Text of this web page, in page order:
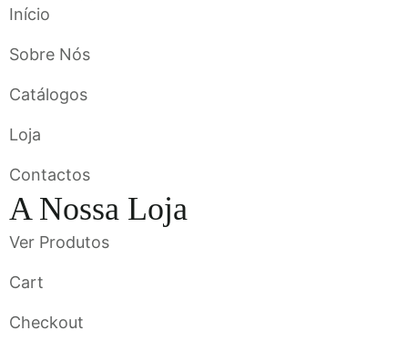
Início
Sobre Nós
Catálogos
Loja
Contactos
A Nossa Loja
Ver Produtos
Cart
Checkout